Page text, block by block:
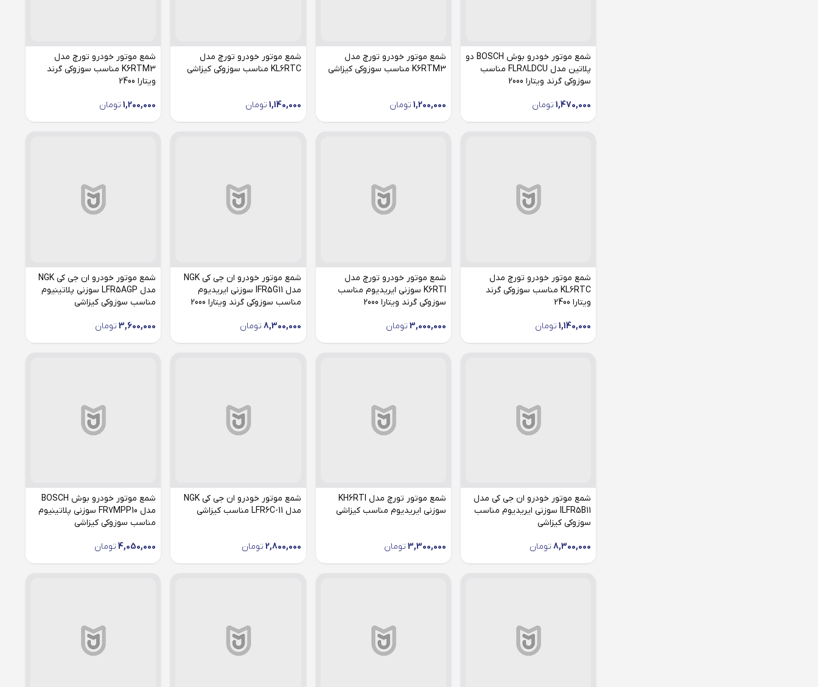
شمع موتور خودرو بوش BOSCH دو
پلاتین مدل FLR8LDCU مناسب
سوزوکی گرند ویتارا 2000
1,470,000 تومان
شمع موتور خودرو تورچ مدل
K6RTM3 مناسب سوزوکی کیزاشی
1,200,000 تومان
شمع موتور خودرو تورچ مدل
KL6RTC مناسب سوزوکی کیزاشی
1,140,000 تومان
شمع موتور خودرو تورچ مدل
K6RTM3 مناسب سوزوکی گرند
ویتارا 2400
1,200,000 تومان
شمع موتور خودرو تورچ مدل
KL6RTC مناسب سوزوکی گرند
ویتارا 2400
1,140,000 تومان
شمع موتور خودرو تورچ مدل
K6RTI سوزنی ایریدیوم مناسب
سوزوکی گرند ویتارا 2000
3,000,000 تومان
شمع موتور خودرو ان جی کی NGK
مدل IFR5G11 سوزنی ایریدیوم
مناسب سوزوکی گرند ویتارا 2000
8,300,000 تومان
شمع موتور خودرو ان جی کی NGK
مدل LFR5AGP سوزنی پلاتینیوم
مناسب سوزوکی کیزاشی
3,600,000 تومان
شمع موتور خودرو ان جی کی مدل
ILFR5B11 سوزنی ایریدیوم مناسب
سوزوکی کیزاشی
8,300,000 تومان
شمع موتور تورچ مدل KH6RTI
سوزنی ایریدیوم مناسب کیزاشی
3,300,000 تومان
شمع موتور خودرو ان جی کی NGK
مدل LFR6C-11 مناسب کیزاشی
2,800,000 تومان
شمع موتور خودرو بوش BOSCH
مدل FR7MPP10 سوزنی پلاتینیوم
مناسب سوزوکی کیزاشی
4,050,000 تومان